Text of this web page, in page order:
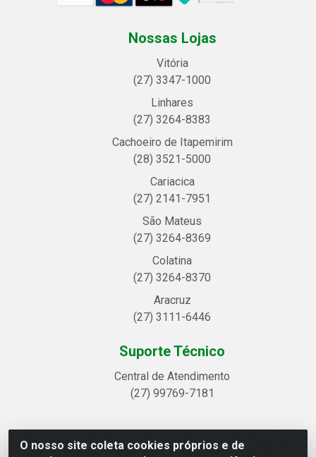
O nosso site coleta cookies próprios e de
Nossas Lojas
Vitória
(27) 3347-1000
Linhares
(27) 3264-8383
Cachoeiro de Itapemirim
(28) 3521-5000
Cariacica
(27) 2141-7951
São Mateus
(27) 3264-8369
Colatina
(27) 3264-8370
Aracruz
(27) 3111-6446
Suporte Técnico
Central de Atendimento
(27) 99769-7181